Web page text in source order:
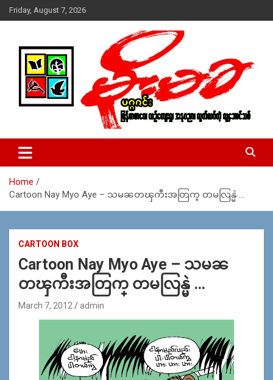
Skip
to
Friday, August 7, 2026
MoeMaKa Burmese News &
Media
ယ္ေရး – အမွတ္ ၂၅၄၊ ပထပ္၊ လမ္း ၄၀၊ ေက်ာက္တံတား၊ ရန္ကုန္။
(ဖုုံး – ၀၉ ၂၅၂ ၂၄၉ ၀၉၄ ၊ ၀၉ ၄၂၁ ၇၄၃ ၇၅၃ ၊ ၀၉ ၅၀၄ ၁၀ ၅၈) ျ
ဇာေစ်းသစ္ ။ ၀၉ ၇၈၆၈၃၇ ၃၀၅ / ၀၉ ၉၆၃၆၉၉၈၃၄
Home
Cartoon Nay Myo Aye – သမၼတၾကီးအတြက္ တမလြန္မဲ …
CARTOON BOX
Cartoon Nay Myo Aye – သမၼ
တၾကီးအတြက္ တမလြန္မဲ …
March 7, 2012 admin